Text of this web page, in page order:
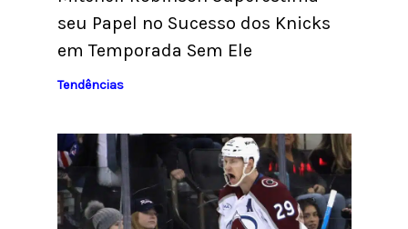
seu Papel no Sucesso dos Knicks
em Temporada Sem Ele
Tendências